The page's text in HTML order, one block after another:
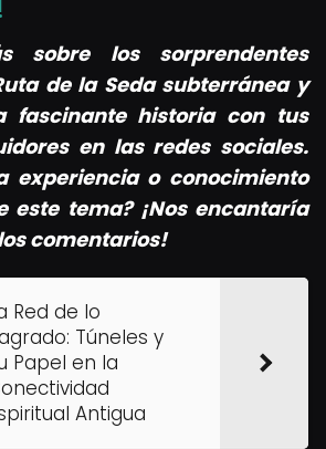
!
sobre los sorprendentes
de la Seda subterránea y
fascinante historia con tus
en las redes sociales.
experiencia o conocimiento
este tema? ¡Nos encantaría
comentarios!
Red de lo
Túneles y
Papel en la
Antigua